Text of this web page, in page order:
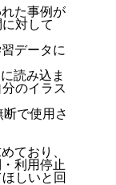
た事例が
対して
データに
読み込ま
のイラス
断で使用さ
ており、
利用停止
しいと回